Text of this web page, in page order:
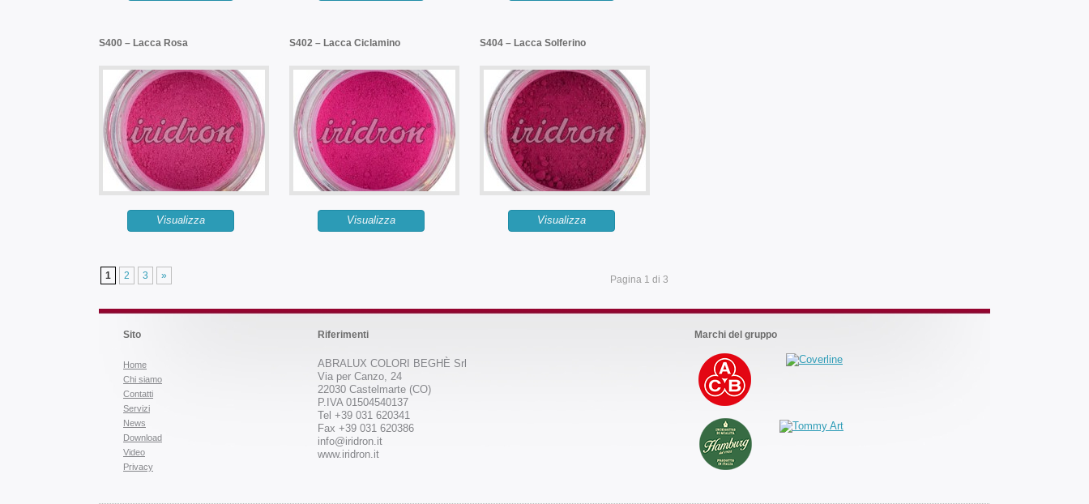
S400 – Lacca Rosa
Visualizza
S402 – Lacca Ciclamino
Visualizza
S404 – Lacca Solferino
Visualizza
Pagina 1 di 3
1 2 3 »
Sito
Home
Chi siamo
Contatti
Servizi
News
Download
Video
Privacy
Riferimenti
ABRALUX COLORI BEGHÈ Srl
Via per Canzo, 24
22030 Castelmarte (CO)
P.IVA 01504540137
Tel +39 031 620341
Fax +39 031 620386
info@iridron.it
www.iridron.it
Marchi del gruppo